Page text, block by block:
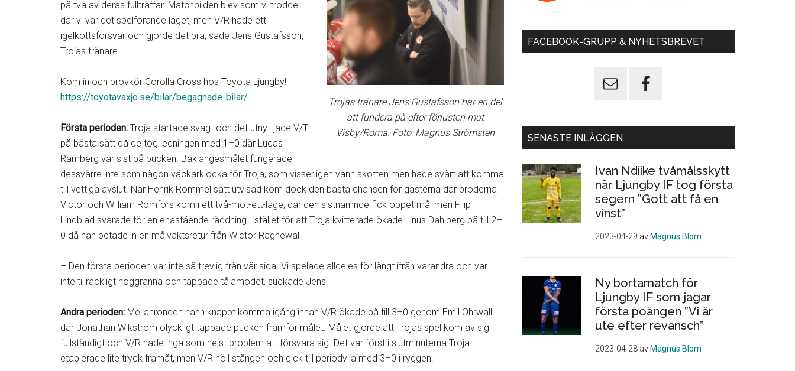
Trojas tränare Jens Gustafsson har en del
att fundera på efter förlusten mot
Visby/Roma. Foto: Magnus Strömsten
på två av deras fullträffar. Matchbilden blev som vi trodde
där vi var det spelförande laget, men V/R hade ett
igelkottsförsvar och gjorde det bra, sade Jens Gustafsson,
Trojas tränare.
Kom in och provkör Corolla Cross hos Toyota Ljungby!
https://toyotavaxjo.se/bilar/begagnade-bilar/
Första perioden: Troja startade svagt och det utnyttjade V/T
på bästa sätt då de tog ledningen med 1–0 där Lucas
Ramberg var sist på pucken. Baklängesmålet fungerade
dessvärre inte som någon väckarklocka för Troja, som visserligen vann skotten men hade svårt att komma
till vettiga avslut. När Henrik Rommel satt utvisad kom dock den bästa chansen för gästerna där bröderna
Victor och William Romfors kom i ett två-mot-ett-läge, där den sistnämnde fick öppet mål men Filip
Lindblad svarade för en enastående räddning. Istället för att Troja kvitterade ökade Linus Dahlberg på till 2–
0 då han petade in en målvaktsretur från Wictor Ragnewall.
– Den första perioden var inte så trevlig från vår sida. Vi spelade alldeles för långt ifrån varandra och var
inte tillräckligt noggranna och tappade tålamodet, suckade Jens.
Andra perioden: Mellanronden hann knappt komma igång innan V/R ökade på till 3–0 genom Emil Öhrwall
där Jonathan Wikström olyckligt tappade pucken framför målet. Målet gjorde att Trojas spel kom av sig
fullständigt och V/R hade inga som helst problem att försvara sig. Det var först i slutminuterna Troja
etablerade lite tryck framåt, men V/R höll stången och gick till periodvila med 3–0 i ryggen.
FACEBOOK-GRUPP & NYHETSBREVET
SENASTE INLÄGGEN
Ivan Ndiike tvåmålsskytt
när Ljungby IF tog första
segern ”Gott att få en
vinst”
2023-04-29 av Magnus Blom
Ny bortamatch för
Ljungby IF som jagar
första poängen ”Vi är
ute efter revansch”
2023-04-28 av Magnus Blom